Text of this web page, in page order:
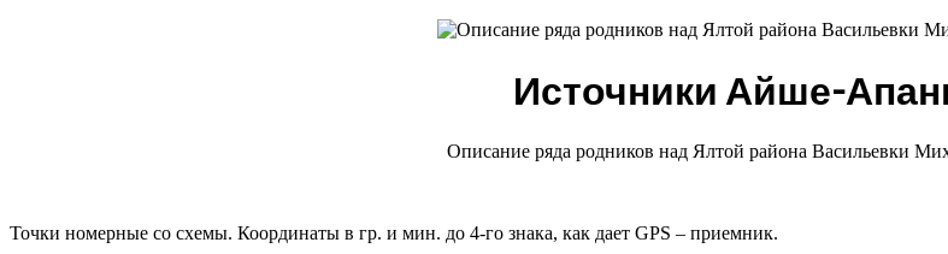
Источники Айше-
Описание ряда родников над Ялтой района Васильевки
Точки номерные со схемы. Координаты в гр. и мин. до 4-го знака, как дает GPS – приемник.